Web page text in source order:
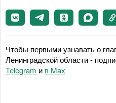
Чтобы первыми узнавать о
Ленинградской области -
Telegram и в Maх